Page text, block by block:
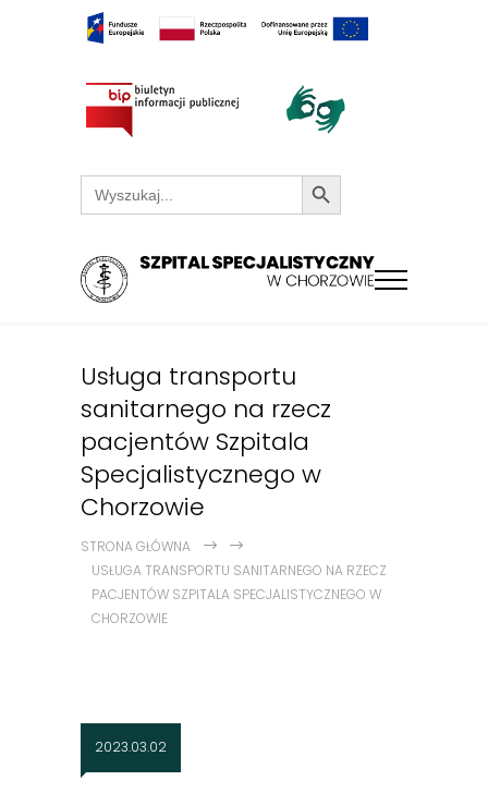
Search
for:
Search Button
Usługa transportu
sanitarnego na rzecz
pacjentów Szpitala
Specjalistycznego w
Chorzowie
STRONA GŁÓWNA
USŁUGA TRANSPORTU SANITARNEGO NA RZECZ
PACJENTÓW SZPITALA SPECJALISTYCZNEGO W
CHORZOWIE
2023.03.02